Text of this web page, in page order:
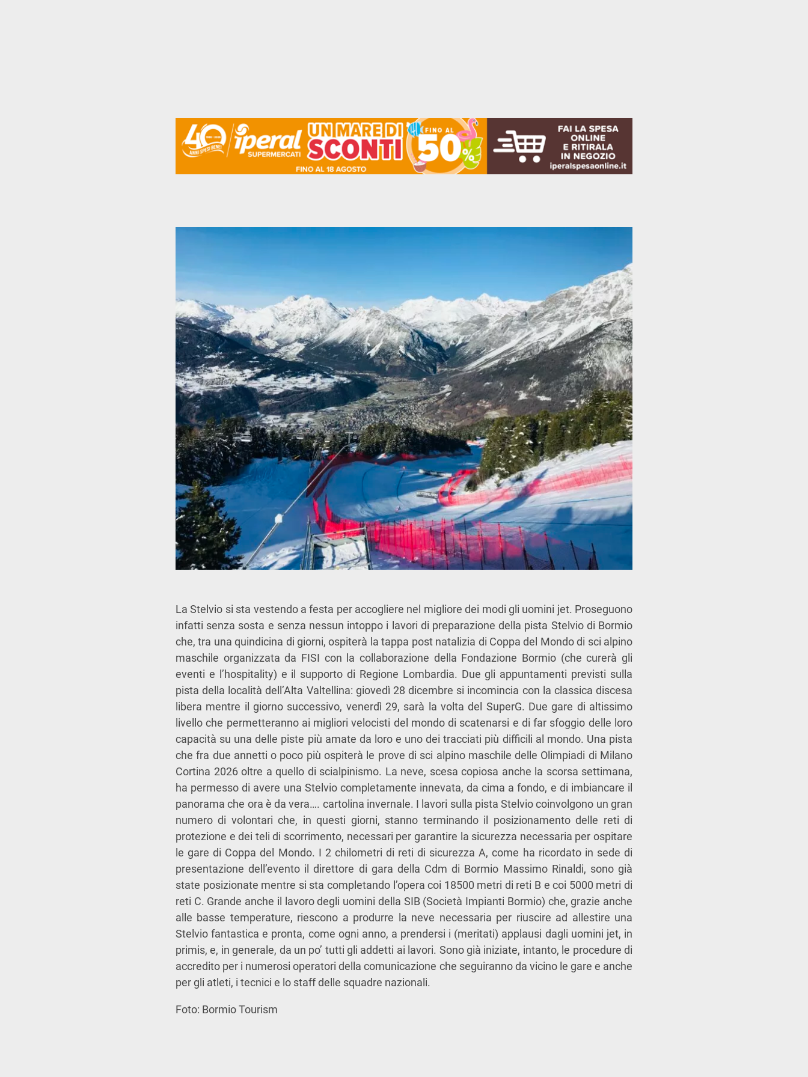
La Stelvio si sta vestendo a festa per accogliere nel migliore dei modi gli uomini jet. Proseguono
infatti senza sosta e senza nessun intoppo i lavori di preparazione della pista Stelvio di Bormio
che, tra una quindicina di giorni, ospiterà la tappa post natalizia di Coppa del Mondo di sci alpino
maschile organizzata da FISI con la collaborazione della Fondazione Bormio (che curerà gli
eventi e l’hospitality) e il supporto di Regione Lombardia. Due gli appuntamenti previsti sulla
pista della località dell’Alta Valtellina: giovedì 28 dicembre si incomincia con la classica discesa
libera mentre il giorno successivo, venerdì 29, sarà la volta del SuperG. Due gare di altissimo
livello che permetteranno ai migliori velocisti del mondo di scatenarsi e di far sfoggio delle loro
capacità su una delle piste più amate da loro e uno dei tracciati più difficili al mondo. Una pista
che fra due annetti o poco più ospiterà le prove di sci alpino maschile delle Olimpiadi di Milano
Cortina 2026 oltre a quello di scialpinismo. La neve, scesa copiosa anche la scorsa settimana,
ha permesso di avere una Stelvio completamente innevata, da cima a fondo, e di imbiancare il
panorama che ora è da vera…. cartolina invernale. I lavori sulla pista Stelvio coinvolgono un gran
numero di volontari che, in questi giorni, stanno terminando il posizionamento delle reti di
protezione e dei teli di scorrimento, necessari per garantire la sicurezza necessaria per ospitare
le gare di Coppa del Mondo. I 2 chilometri di reti di sicurezza A, come ha ricordato in sede di
presentazione dell’evento il direttore di gara della Cdm di Bormio Massimo Rinaldi, sono già
state posizionate mentre si sta completando l’opera coi 18500 metri di reti B e coi 5000 metri di
reti C. Grande anche il lavoro degli uomini della SIB (Società Impianti Bormio) che, grazie anche
alle basse temperature, riescono a produrre la neve necessaria per riuscire ad allestire una
Stelvio fantastica e pronta, come ogni anno, a prendersi i (meritati) applausi dagli uomini jet, in
primis, e, in generale, da un po’ tutti gli addetti ai lavori. Sono già iniziate, intanto, le procedure di
accredito per i numerosi operatori della comunicazione che seguiranno da vicino le gare e anche
per gli atleti, i tecnici e lo staff delle squadre nazionali.
Foto: Bormio Tourism